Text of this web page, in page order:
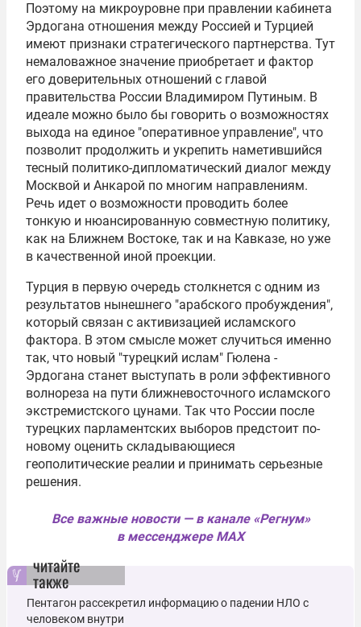
Поэтому на микроуровне при правлении кабинета
Эрдогана отношения между Россией и Турцией
имеют признаки стратегического партнерства. Тут
немаловажное значение приобретает и фактор
его доверительных отношений с главой
правительства России Владимиром Путиным. В
идеале можно было бы говорить о возможностях
выхода на единое "оперативное управление", что
позволит продолжить и укрепить наметившийся
тесный политико-дипломатический диалог между
Москвой и Анкарой по многим направлениям.
Речь идет о возможности проводить более
тонкую и нюансированную совместную политику,
как на Ближнем Востоке, так и на Кавказе, но уже
в качественной иной проекции.
Турция в первую очередь столкнется с одним из
результатов нынешнего "арабского пробуждения",
который связан с активизацией исламского
фактора. В этом смысле может случиться именно
так, что новый "турецкий ислам" Гюлена -
Эрдогана станет выступать в роли эффективного
волнореза на пути ближневосточного исламского
экстремистского цунами. Так что России после
турецких парламентских выборов предстоит по-
новому оценить складывающиеся
геополитические реалии и принимать серьезные
решения.
Все важные новости — в канале «Регнум»
в мессенджере MAX
читайте
также
Пентагон рассекретил информацию о падении НЛО с
человеком внутри